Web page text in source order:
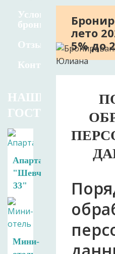
Условия
бронирования
Отзывы
Контакты
НАШИ
ГОСТИНИЦЫ
Апартаменты
"Шевченко
33"
Мини-
лето
5% до